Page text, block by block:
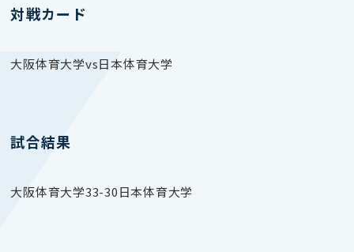
対戦カード
大阪体育大学vs日本体育大学
試合結果
大阪体育大学33-30日本体育大学